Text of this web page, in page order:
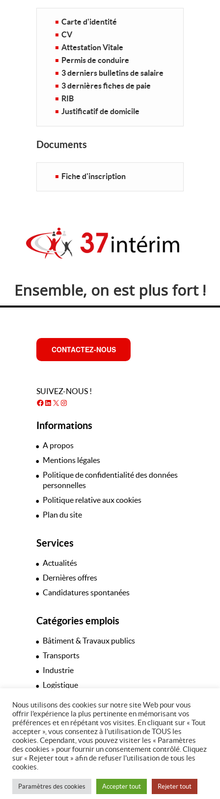
Carte d'identité
CV
Attestation Vitale
Permis de conduire
3 derniers bulletins de salaire
3 dernières fiches de paie
RIB
Justificatif de domicile
Documents
Fiche d'inscription
Ensemble, on est plus fort !
CONTACTEZ-NOUS
SUIVEZ-NOUS !
Facebook
LinkedIn
X Instagram
Informations
A propos
Mentions légales
Politique de confidentialité des données
personnelles
Politique relative aux cookies
Plan du site
Services
Actualités
Dernières offres
Candidatures spontanées
Catégories emplois
Bâtiment & Travaux publics
Transports
Industrie
Logistique
Espaces verts
Tertiaire
© Copyright 2026 - 37 Intérim
Nous utilisons des cookies sur notre site Web pour vous
offrir l'expérience la plus pertinente en mémorisant vos
préférences et en répétant vos visites. En cliquant sur « Tout
accepter », vous consentez à l'utilisation de TOUS les
cookies. Cependant, vous pouvez visiter les « Paramètres
des cookies » pour fournir un consentement contrôlé. Cliquez
sur « Rejeter tout » afin de refuser l'utilisation de tous les
cookies.
Paramètres des cookies Accepter tout Rejeter tout